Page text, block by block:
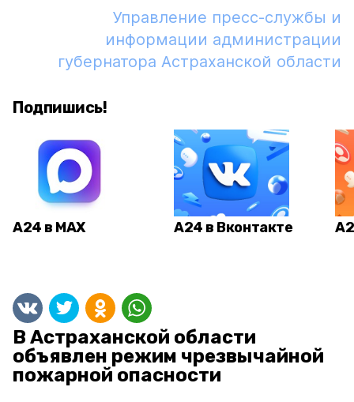
Управление пресс-службы и
информации администрации
губернатора Астраханской области
Подпишись!
А24 в MAX А24 в Вконтакте
В Астраханской области
объявлен режим чрезвычайной
пожарной опасности